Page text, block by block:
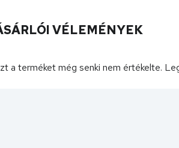
VÉLEMÉNYEK
a terméket még senki nem értékelte.